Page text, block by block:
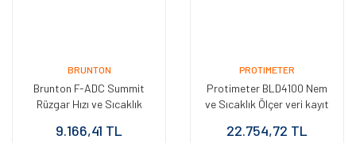
BRUNTON
Brunton F-ADC Summit
Rüzgar Hızı ve Sıcaklık
9.166,41 TL
PROTIMETER
Protimeter BLD4100 Nem
ve Sıcaklık Ölçer veri kayıt
22.754,72 TL